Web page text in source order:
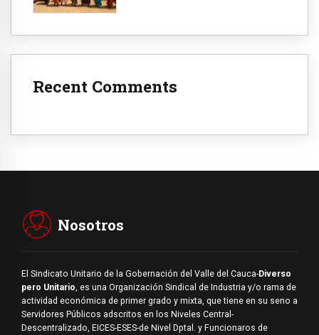
Recent Comments
Nosotros
El Sindicato Unitario de la Gobernación del Valle del Cauca-Diverso
pero Unitario , es una Organización Sindical de Industria y/o rama de
actividad económica de primer grado y mixta, que tiene en su seno a
Servidores Públicos adscritos en los Niveles Central-
Descentralizado, EICES-ESES-de Nivel Dptal. y Funcionaros de